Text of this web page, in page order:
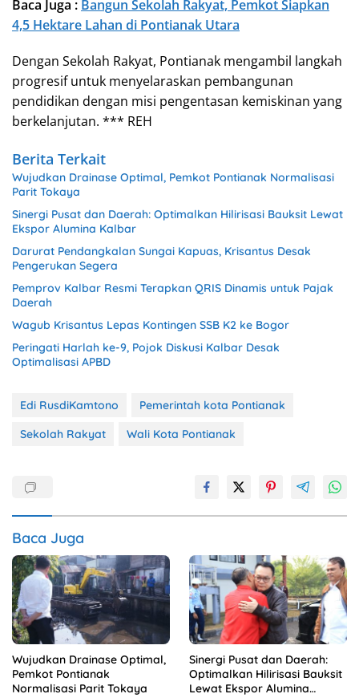
Baca Juga : Bangun Sekolah Rakyat, Pemkot Siapkan
4,5 Hektare Lahan di Pontianak Utara
Dengan Sekolah Rakyat, Pontianak mengambil langkah
progresif untuk menyelaraskan pembangunan
pendidikan dengan misi pengentasan kemiskinan yang
berkelanjutan. *** REH
Berita Terkait
Wujudkan Drainase Optimal, Pemkot Pontianak Normalisasi
Parit Tokaya
Sinergi Pusat dan Daerah: Optimalkan Hilirisasi Bauksit Lewat
Ekspor Alumina Kalbar
Darurat Pendangkalan Sungai Kapuas, Krisantus Desak
Pengerukan Segera
Pemprov Kalbar Resmi Terapkan QRIS Dinamis untuk Pajak
Daerah
Wagub Krisantus Lepas Kontingen SSB K2 ke Bogor
Peringati Harlah ke-9, Pojok Diskusi Kalbar Desak
Optimalisasi APBD
Edi RusdiKamtono
Pemerintah kota Pontianak
Sekolah Rakyat
Wali Kota Pontianak
Baca Juga
Wujudkan Drainase Optimal,
Pemkot Pontianak
Normalisasi Parit Tokaya
Sinergi Pusat dan Daerah:
Optimalkan Hilirisasi Bauksit
Lewat Ekspor Alumina